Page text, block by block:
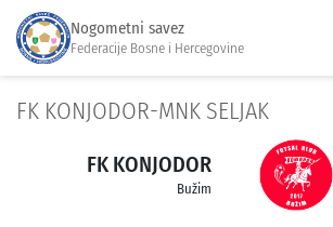
Nogometni savez
Federacije Bosne i Hercegovine
FK KONJODOR-MNK SELJAK
FK KONJODOR
Bužim